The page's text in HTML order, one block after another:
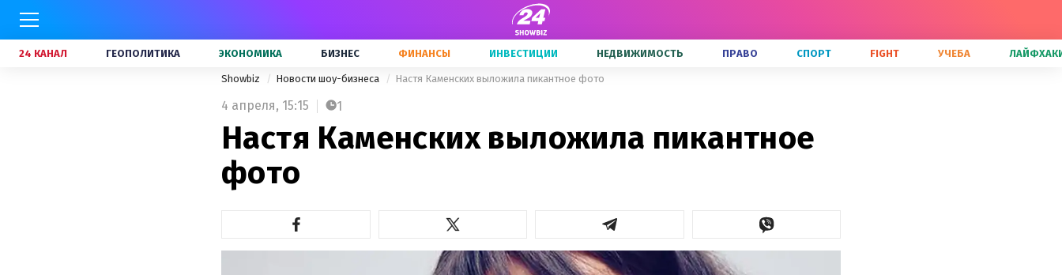
24 КАНАЛ ГЕОПОЛИТИКА ЭКОНОМИКА БИЗНЕС ФИНАНСЫ ИНВЕСТИЦИИ НЕДВИЖИМОСТЬ ПРАВО СПОРТ FIGHT УЧЕБА
Showbiz Новости шоу-бизнеса Настя Каменских выложила пикантное фото
4 апреля, 15:15 1
Настя Каменских выложила пикантное
фото